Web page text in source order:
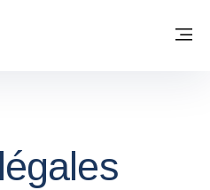
FOR TRADE - PAGE